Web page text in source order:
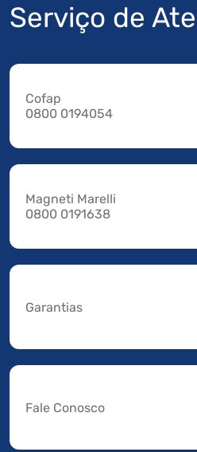
Serviço de
Cofap
0800 0194054
Magneti Marelli
0800 0191638
Garantias
Fale Conosco